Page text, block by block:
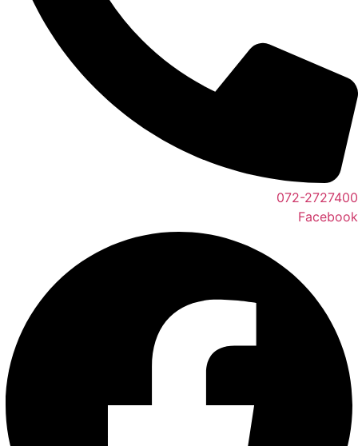
072-2727400
Facebook